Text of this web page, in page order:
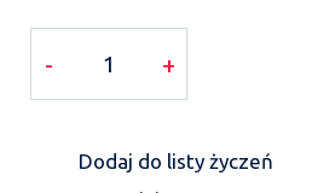
- +
Dodaj do listy życzeń